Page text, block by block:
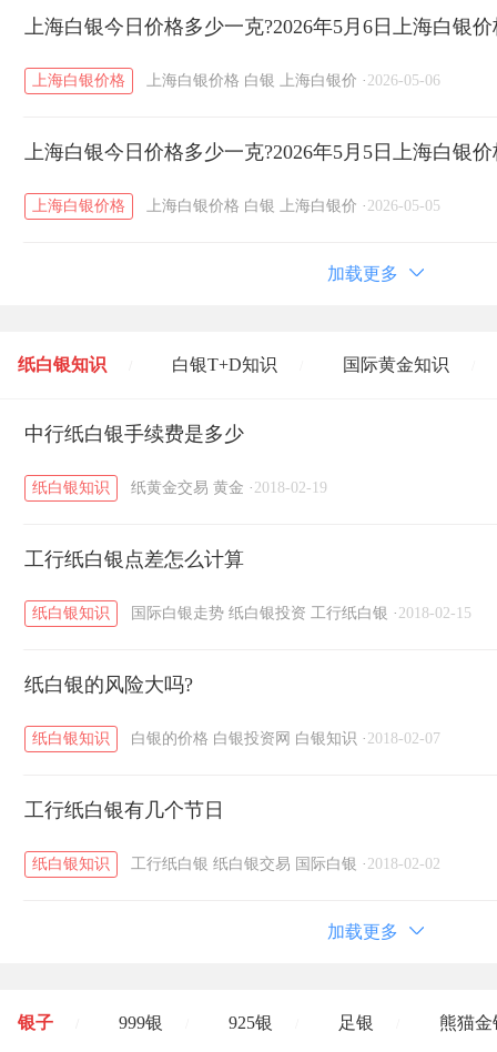
上海白银今日价格多少一克?2026年5月6日上海白银
上海白银价格 上海白银价格 白银 上海白银价 · 2026-05-06
上海白银今日价格多少一克?2026年5月5日上海白银
上海白银价格 上海白银价格 白银 上海白银价 · 2026-05-05
加载更多
纸白银知识 白银T+D知识 国际黄金知识
黄金T+D知识 / 粤贵银知识
中行纸白银手续费是多少
纸白银知识 纸黄金交易 黄金 · 2018-02-19
工行纸白银点差怎么计算
纸白银知识 国际白银走势 纸白银投资 工行纸白银 · 2018-02-15
纸白银的风险大吗?
纸白银知识 白银的价格 白银投资网 白银知识 · 2018-02-07
工行纸白银有几个节日
纸白银知识 工行纸白银 纸白银交易 国际白银 · 2018-02-02
加载更多
银子 999银 925银 足银 熊猫金